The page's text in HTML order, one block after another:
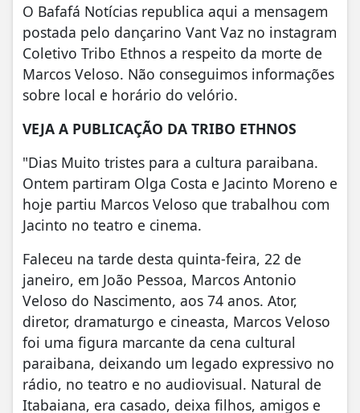
O Bafafá Notícias republica aqui a mensagem
postada pelo dançarino Vant Vaz no instagram
Coletivo Tribo Ethnos a respeito da morte de
Marcos Veloso. Não conseguimos informações
sobre local e horário do velório.
VEJA A PUBLICAÇÃO DA TRIBO ETHNOS
"Dias Muito tristes para a cultura paraibana.
Ontem partiram Olga Costa e Jacinto Moreno e
hoje partiu Marcos Veloso que trabalhou com
Jacinto no teatro e cinema.
Faleceu na tarde desta quinta-feira, 22 de
janeiro, em João Pessoa, Marcos Antonio
Veloso do Nascimento, aos 74 anos. Ator,
diretor, dramaturgo e cineasta, Marcos Veloso
foi uma figura marcante da cena cultural
paraibana, deixando um legado expressivo no
rádio, no teatro e no audiovisual. Natural de
Itabaiana, era casado, deixa filhos, amigos e